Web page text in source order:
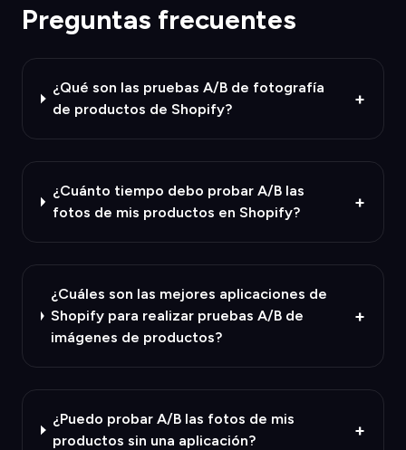
Preguntas frecuentes
¿Qué son las pruebas A/B de fotografía
de productos de Shopify?
+
¿Cuánto tiempo debo probar A/B las
fotos de mis productos en Shopify?
+
¿Cuáles son las mejores aplicaciones de
Shopify para realizar pruebas A/B de
imágenes de productos?
+
¿Puedo probar A/B las fotos de mis
productos sin una aplicación?
+